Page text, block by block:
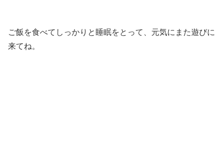
ご飯を食べてしっかりと睡眠をとって、元気にまた遊びに
来てね。